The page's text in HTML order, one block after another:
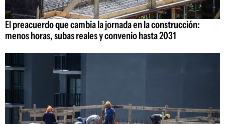
El preacuerdo que cambia la jornada en la construcción:
menos horas, subas reales y convenio hasta 2031